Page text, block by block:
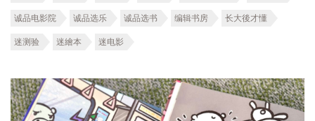
诚品电影院 诚品选乐 诚品选书 编辑书房 长大後才懂
迷测验 迷繪本 迷电影